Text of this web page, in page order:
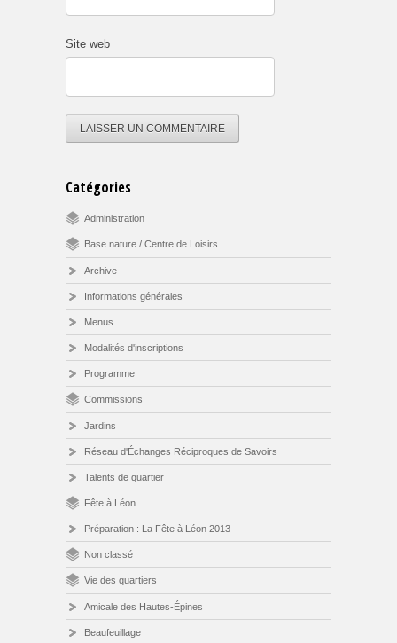
Site web
Catégories
Administration
Base nature / Centre de Loisirs
Archive
Informations générales
Menus
Modalités d'inscriptions
Programme
Commissions
Jardins
Réseau d'Échanges Réciproques de Savoirs
Talents de quartier
Fête à Léon
Préparation : La Fête à Léon 2013
Non classé
Vie des quartiers
Amicale des Hautes-Épines
Beaufeuillage